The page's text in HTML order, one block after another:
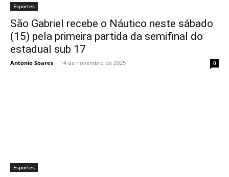
Esportes
São Gabriel recebe o Náutico neste sábado
(15) pela primeira partida da semifinal do
estadual sub 17
Antonio Soares - 14 de novembro de 2025 0
Esportes